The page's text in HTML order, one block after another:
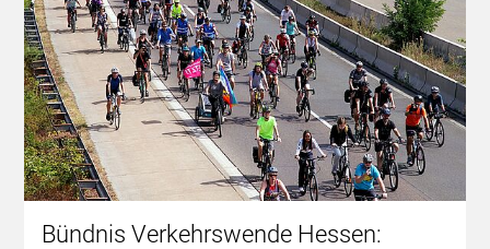
Bündnis Verkehrswende Hessen: